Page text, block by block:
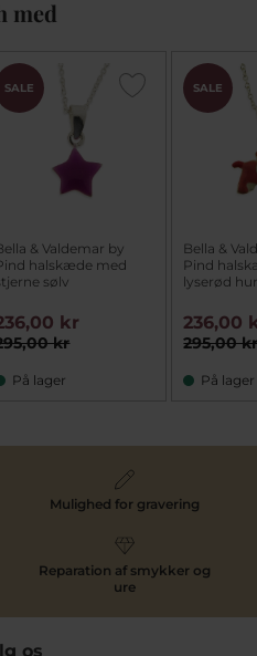
med
SALE
& Valdemar by
halskæde med
sølv
kr
kr
På lager
SALE
Bella &
Pind
lyserød
295,00
236,00
På lager
Mulighed for gravering
Reparation af smykker og
ure
os